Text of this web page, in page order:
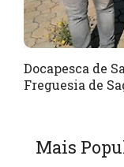
Docapesca de
Freguesia de
Mais